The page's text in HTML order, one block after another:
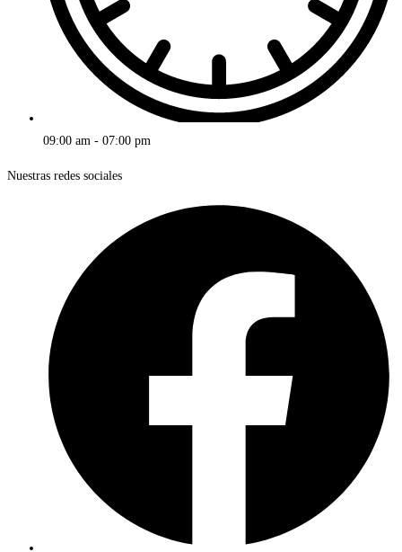
09:00 am - 07:00 pm
Nuestras redes sociales